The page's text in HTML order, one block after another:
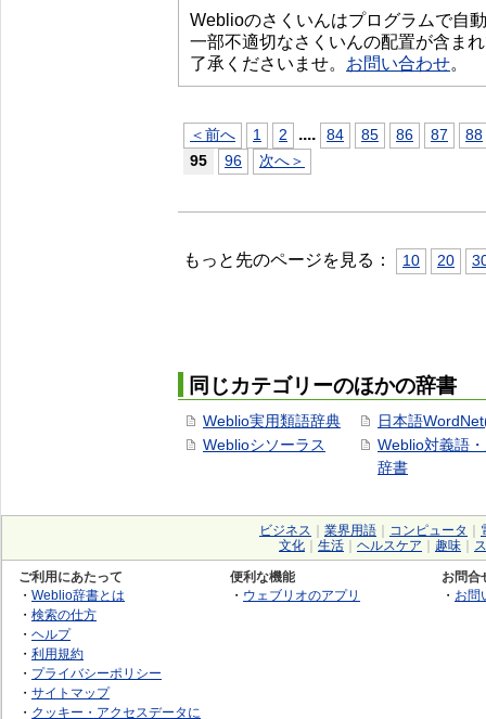
Weblioのさくいんはプログラムで自
一部不適切なさくいんの配置が含ま
了承くださいませ。 お問い合わせ。
＜前へ 1 2 .... 84 85 86 87
88
95
96 次へ＞
もっと先のページを見る： 10 20
同じカテゴリーのほかの辞書
Weblio実用類語辞典
Weblioシソーラス
日本語
Weblio対義語
辞書
ビジネス 業界用語 コンピュータ
文化
生活 ヘルスケア 趣味
ご利用にあたって
・ Weblio辞書とは
・ 検索の仕方
・ ヘルプ
・ 利用規約
・ プライバシーポリシー
・ サイトマップ
・ クッキー・アクセスデータに
便利な機能
・ ウェブリオのアプリ
お問合
・ お問